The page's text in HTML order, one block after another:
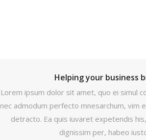
Helping your business
Lorem ipsum dolor sit amet, quo ei simul
nec admodum perfecto mnesarchum, vim
detracto. Ea quis iuvaret expetendis
dignissim per, habeo